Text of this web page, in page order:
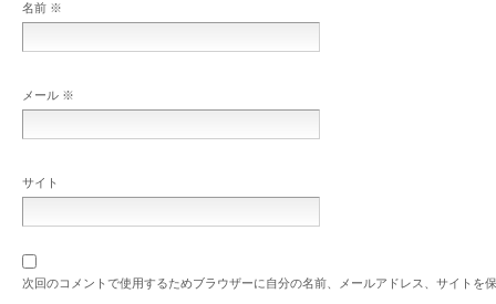
名前 ※
メール ※
サイト
次回のコメントで使用するためブラウザーに自分の名前、メールアドレス、サイトを